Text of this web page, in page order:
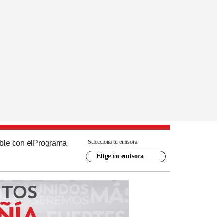
con el Programa Selecciona tu emisora
Elige tu emisora